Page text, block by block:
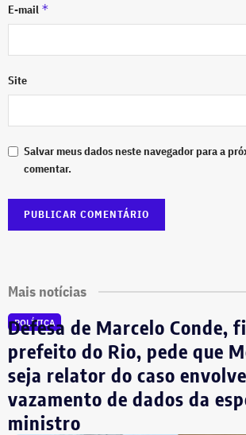
E-mail *
Site
Salvar meus dados neste navegador para a
comentar.
Mais notícias
POLÍTICA
Defesa de Marcelo Conde,
prefeito do Rio, pede que
seja relator do caso
vazamento de dados da
ministro